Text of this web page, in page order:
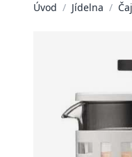
Úvod / Jídelna /